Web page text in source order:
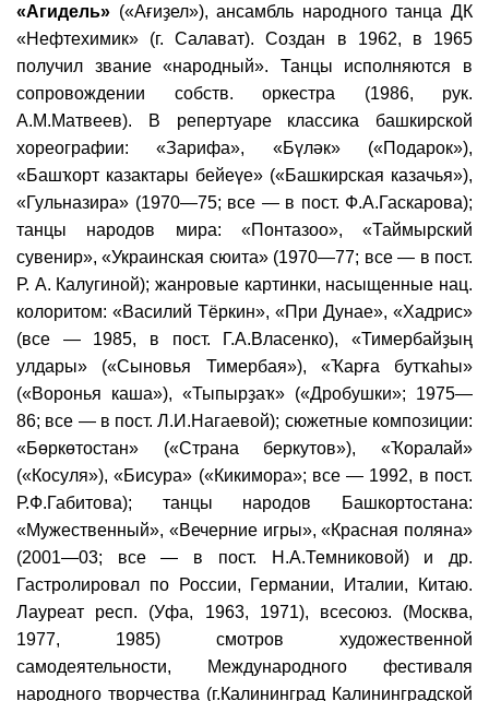
«Агидель» («Ағиҙел»), ансамбль народного танца ДК
«Нефтехимик» (г. Салават). Создан в 1962, в 1965
получил звание «народный». Танцы исполняются в
сопровождении собств. оркестра (1986, рук.
А.М.Матвеев). В репертуаре классика башкирской
хореографии: «Зарифа», «Бүләк» («Подарок»),
«Башҡорт казактары бейеүе» («Башкирская казачья»),
«Гульназира» (1970—75; все — в пост. Ф.А.Гаскарова);
танцы народов мира: «Понтазоо», «Таймырский
сувенир», «Украинская сюита» (1970—77; все — в пост.
Р. А. Калугиной); жанровые картинки, насыщенные нац.
колоритом: «Василий Тёркин», «При Дунае», «Хадрис»
(все — 1985, в пост. Г.А.Власенко), «Тимербайҙың
улдары» («Сыновья Тимербая»), «Ҡарға бутҡаһы»
(«Воронья каша»), «Тыпырҙаҡ» («Дробушки»; 1975—
86; все — в пост. Л.И.Нагаевой); сюжетные композиции:
«Бөркөтостан» («Страна беркутов»), «Ҡоралай»
(«Косуля»), «Бисура» («Кикимора»; все — 1992, в пост.
Р.Ф.Габитова); танцы народов Башкортостана:
«Мужественный», «Вечерние игры», «Красная поляна»
(2001—03; все — в пост. Н.А.Темниковой) и др.
Гастролировал по России, Германии, Италии, Китаю.
Лауреат респ. (Уфа, 1963, 1971), всесоюз. (Москва,
1977, 1985) смотров художественной
самодеятельности, Международного фестиваля
народного творчества (г.Калининград Калининградской